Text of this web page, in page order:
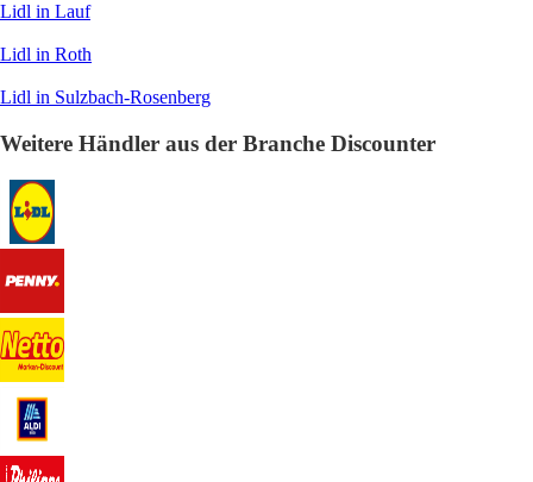
Lidl in Lauf
Lidl in Roth
Lidl in Sulzbach-Rosenberg
Weitere Händler aus der Branche Discounter